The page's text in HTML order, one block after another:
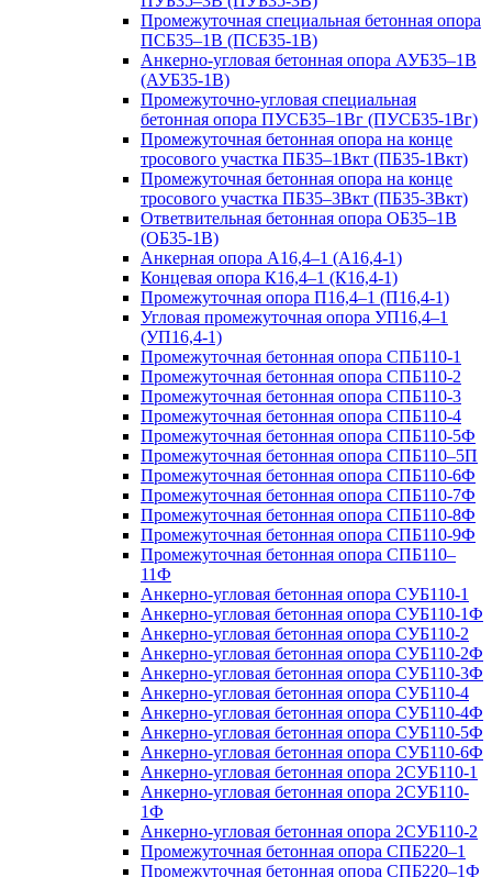
Промежуточная специальная бетонная опора
ПСБ35–1В (ПСБ35-1В)
Анкерно-угловая бетонная опора АУБ35–1В
(АУБ35-1В)
Промежуточно-угловая специальная
бетонная опора ПУСБ35–1Вг (ПУСБ35-1Вг)
Промежуточная бетонная опора на конце
тросового участка ПБ35–1Вкт (ПБ35-1Вкт)
Промежуточная бетонная опора на конце
тросового участка ПБ35–3Вкт (ПБ35-3Вкт)
Ответвительная бетонная опора ОБ35–1В
(ОБ35-1В)
Анкерная опора А16,4–1 (А16,4-1)
Концевая опора К16,4–1 (К16,4-1)
Промежуточная опора П16,4–1 (П16,4-1)
Угловая промежуточная опора УП16,4–1
(УП16,4-1)
Промежуточная бетонная опора СПБ110-1
Промежуточная бетонная опора СПБ110-2
Промежуточная бетонная опора СПБ110-3
Промежуточная бетонная опора СПБ110-4
Промежуточная бетонная опора СПБ110-5Ф
Промежуточная бетонная опора СПБ110–5П
Промежуточная бетонная опора СПБ110-6Ф
Промежуточная бетонная опора СПБ110-7Ф
Промежуточная бетонная опора СПБ110-8Ф
Промежуточная бетонная опора СПБ110-9Ф
Промежуточная бетонная опора СПБ110–
11Ф
Анкерно-угловая бетонная опора СУБ110-1
Анкерно-угловая бетонная опора СУБ110-1Ф
Анкерно-угловая бетонная опора СУБ110-2
Анкерно-угловая бетонная опора СУБ110-2Ф
Анкерно-угловая бетонная опора СУБ110-3Ф
Анкерно-угловая бетонная опора СУБ110-4
Анкерно-угловая бетонная опора СУБ110-4Ф
Анкерно-угловая бетонная опора СУБ110-5Ф
Анкерно-угловая бетонная опора СУБ110-6Ф
Анкерно-угловая бетонная опора 2СУБ110-1
Анкерно-угловая бетонная опора 2СУБ110-
1Ф
Анкерно-угловая бетонная опора 2СУБ110-2
Промежуточная бетонная опора СПБ220–1
Промежуточная бетонная опора СПБ220–1Ф